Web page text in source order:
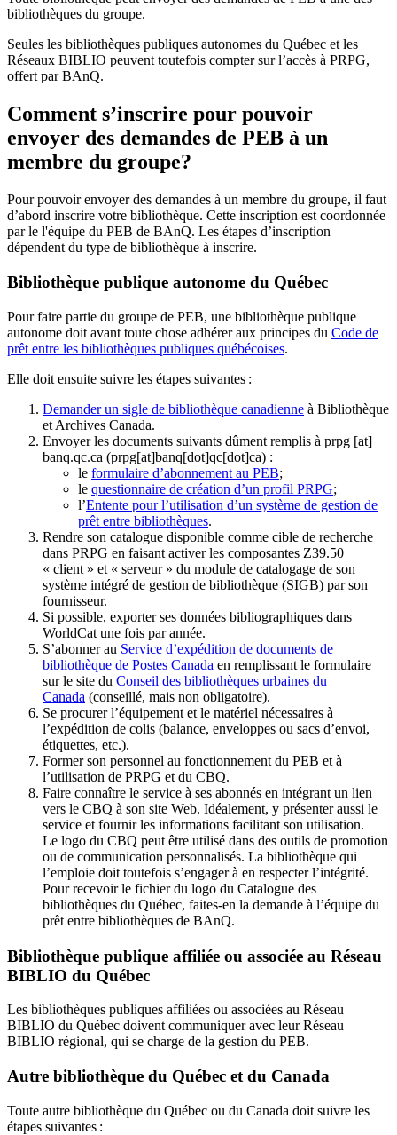
bibliothèques du groupe.
Seules les bibliothèques publiques autonomes du Québec et les
Réseaux BIBLIO peuvent toutefois compter sur l’accès à PRPG,
offert par BAnQ.
Comment s’inscrire pour pouvoir
envoyer des demandes de PEB à un
membre du groupe?
Pour pouvoir envoyer des demandes à un membre du groupe, il faut
d’abord inscrire votre bibliothèque. Cette inscription est coordonnée
par le l'équipe du PEB de BAnQ. Les étapes d’inscription
dépendent du type de bibliothèque à inscrire.
Bibliothèque publique autonome du Québec
Pour faire partie du groupe de PEB, une bibliothèque publique
autonome doit avant toute chose adhérer aux principes du Code de
prêt entre les bibliothèques publiques québécoises.
Elle doit ensuite suivre les étapes suivantes :
Demander un sigle de bibliothèque canadienne à Bibliothèque
et Archives Canada.
Envoyer les documents suivants dûment remplis à prpg [at]
banq.qc.ca (prpg[at]banq[dot]qc[dot]ca) :
le formulaire d’abonnement au PEB;
le questionnaire de création d’un profil PRPG;
l’Entente pour l’utilisation d’un système de gestion de
prêt entre bibliothèques.
Rendre son catalogue disponible comme cible de recherche
dans PRPG en faisant activer les composantes Z39.50
« client » et « serveur » du module de catalogage de son
système intégré de gestion de bibliothèque (SIGB) par son
fournisseur.
Si possible, exporter ses données bibliographiques dans
WorldCat une fois par année.
S’abonner au Service d’expédition de documents de
bibliothèque de Postes Canada en remplissant le formulaire
sur le site du Conseil des bibliothèques urbaines du
Canada (conseillé, mais non obligatoire).
Se procurer l’équipement et le matériel nécessaires à
l’expédition de colis (balance, enveloppes ou sacs d’envoi,
étiquettes, etc.).
Former son personnel au fonctionnement du PEB et à
l’utilisation de PRPG et du CBQ.
Faire connaître le service à ses abonnés en intégrant un lien
vers le CBQ à son site Web. Idéalement, y présenter aussi le
service et fournir les informations facilitant son utilisation.
Le logo du CBQ peut être utilisé dans des outils de promotion
ou de communication personnalisés. La bibliothèque qui
l’emploie doit toutefois s’engager à en respecter l’intégrité.
Pour recevoir le fichier du logo du Catalogue des
bibliothèques du Québec, faites-en la demande à l’équipe du
prêt entre bibliothèques de BAnQ.
Bibliothèque publique affiliée ou associée au Réseau
BIBLIO du Québec
Les bibliothèques publiques affiliées ou associées au Réseau
BIBLIO du Québec doivent communiquer avec leur Réseau
BIBLIO régional, qui se charge de la gestion du PEB.
Autre bibliothèque du Québec et du Canada
Toute autre bibliothèque du Québec ou du Canada doit suivre les
étapes suivantes :